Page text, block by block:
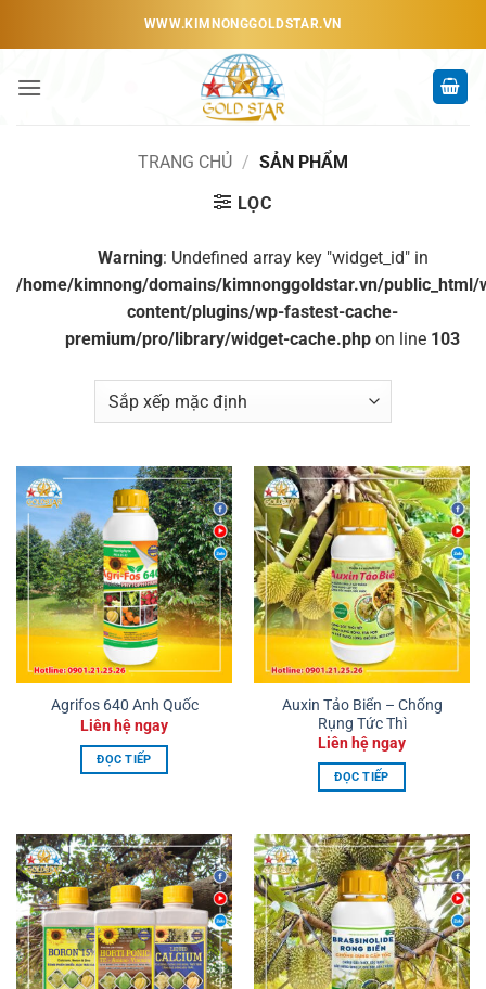
dung
WWW.KIMNONGGOLDSTAR.VN
TRANG CHỦ / SẢN PHẨM
LỌC
Warning: Undefined array key "widget_id" in
/home/kimnong/domains/kimnonggoldstar.vn/public_html/
content/plugins/wp-fastest-cache-
premium/pro/library/widget-cache.php on line 103
Agrifos 640 Anh Quốc
Liên hệ ngay
ĐỌC TIẾP
Auxin Tảo Biển – Chống
Rụng Tức Thì
Liên hệ ngay
ĐỌC TIẾP